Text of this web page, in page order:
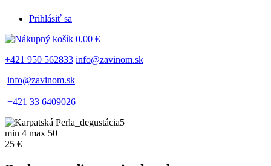
Prihlásiť sa
0,00 €
+421 950 562833 info@zavinom.sk
info@zavinom.sk
+421 33 6409026
min 4 max 50
25 €